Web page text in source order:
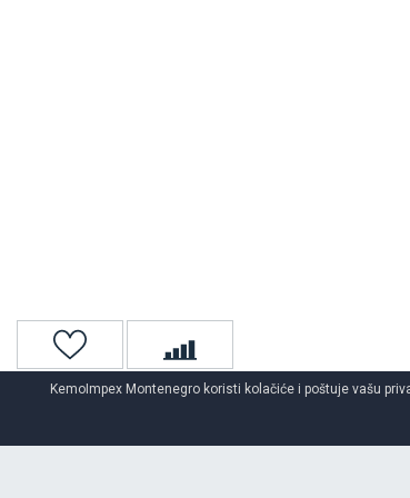
KemoImpex Montenegro koristi kolačiće i poštuje vašu